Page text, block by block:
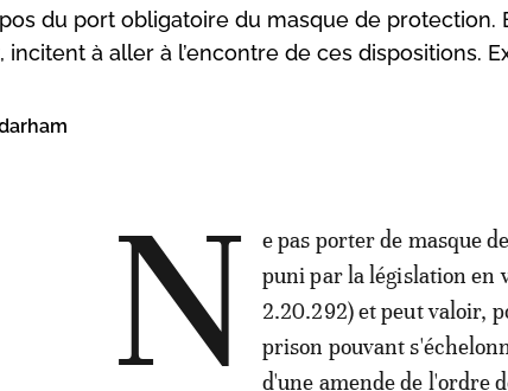
du port obligatoire du masque de protection.
à aller à l’encontre de ces dispositions.
N
e pas porter de masque
puni par la législation en
2.20.292) et peut valoir,
prison pouvant
d'une amende de l'ordre